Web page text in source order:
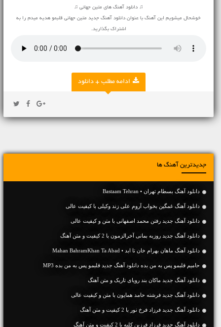
♫ دانلود آهنگ های متین جهانی ♫
خوشحال میشویم این آهنگ با عنوان دانلود آهنگ جدید متین جهانی قلبمو هدیه میدم را به
اشتراک بگذارید.
ادامه مطلب + دانلود
جدیدترین آهنگ ها
دانلود آهنگ بسطام تهران • Bastaam Tehran
دانلود آهنگ غمگین بخواب آروم علی زند وکیلی با کیفیت عالی
دانلود آهنگ جديد رفتن محمد اصفهانی با متن و کیفیت عالی
دانلود آهنگ جديد روزبه بمانی آخرالزمون با 2 کیفیت و متن آهنگ
دانلود آهنگ ماهان بهرام خان تا ابد • Mahan BahramKhan Ta Abad
حامیم قلبمو پس به من بده دانلود آهنگ جدید قلبمو پس به من بده MP3
دانلود آهنگ جديد ماکان بند رویای تاریک و متن آهنگ
دانلود آهنگ جديد فرشته حامد همایون با متن و کیفیت عالی
دانلود آهنگ جديد فرزاد فرخ نور با 2 کیفیت و متن آهنگ
دانلود آهنگ جديد فرزاد فرزین کلبه با 2 کیفیت و متن آهنگ